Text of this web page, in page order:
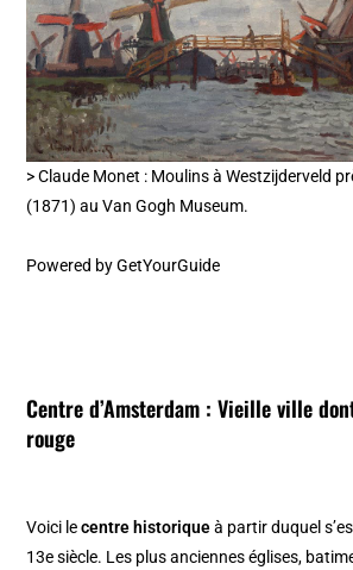
> Claude Monet : Moulins à Westzijderveld
(1871) au Van Gogh Museum.
Powered byGetYourGuide
Centre d’Amsterdam :Vieille ville
rouge
Voici lecentre historiqueà partir duquel
13e siècle. Les plus anciennes églises,